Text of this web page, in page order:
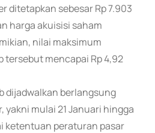
ditetapkan sebesar Rp 7.903
harga akuisisi saham
nilai maksimum
tersebut mencapai Rp 4,92
dijadwalkan berlangsung
yakni mulai 21 Januari hingga
ketentuan peraturan pasar